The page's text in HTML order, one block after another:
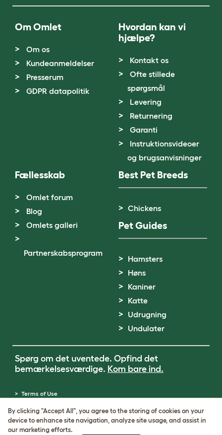
Om Omlet
Om os
Kundeanmeldelser
Presserum
GDPR datapolitik
Hvordan kan vi
hjælpe?
Kontakt os
Ofte stillede
spørgsmål
Levering
Returnering
Garanti
Instruktionsvideoer
og brugsanvisninger
Fællesskab
Omlet forum
Blog
Omlets galleri
Partnerskabsprogram
Best Pet Breeds
Chickens
Pet Guides
Hamsters
Høns
Kaniner
Katte
Udrugning
Undulater
Spørg om det uventede. Opfind det
bemærkelsesværdige. Kom bare ind.
Terms of Use
Cookie Settings
Sitemap
By clicking "Accept All", you agree to the storing of cookies on your
device to enhance site navigation, analyze site usage, and assist in
our marketing efforts.